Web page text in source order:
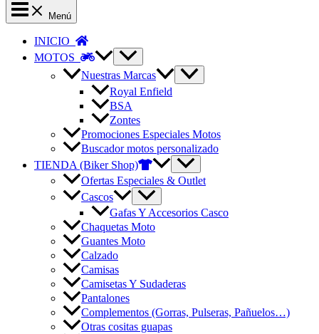
Menú
INICIO
MOTOS
Nuestras Marcas
Royal Enfield
BSA
Zontes
Promociones Especiales Motos
Buscador motos personalizado
TIENDA (Biker Shop)
Ofertas Especiales & Outlet
Cascos
Gafas Y Accesorios Casco
Chaquetas Moto
Guantes Moto
Calzado
Camisas
Camisetas Y Sudaderas
Pantalones
Complementos (Gorras, Pulseras, Pañuelos…)
Otras cositas guapas